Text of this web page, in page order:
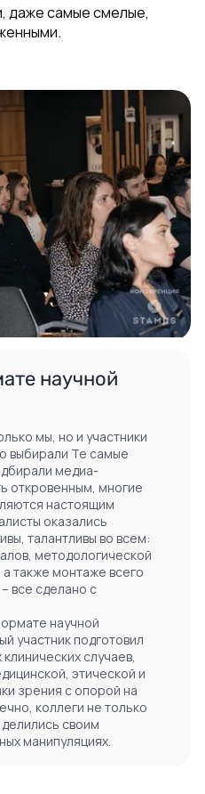
даже самые смелые,
научной
мы, но и участники
выбирали Те самые
медиа-
откровенным, многие
настоящим
оказались
талантливы во всем:
методологической
также монтаже всего
все сделано с
научной
участник подготовил
случаев,
этической и
зрения с опорой на
коллеги не только
своим
манипуляциях.